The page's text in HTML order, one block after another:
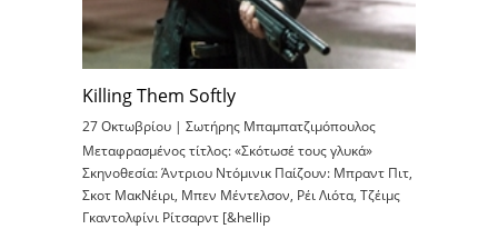
Killing Them Softly
27 Οκτωβρίου | Σωτήρης Μπαμπατζιμόπουλος
Μεταφρασμένος τίτλος: «Σκότωσέ τους γλυκά»
Σκηνοθεσία: Άντριου Ντόμινικ Παίζουν: Μπραντ Πιτ,
Σκοτ ΜακΝέιρι, Μπεν Μέντελσον, Ρέι Λιότα, Τζέιμς
Γκαντολφίνι Ρίτσαρντ [&hellip